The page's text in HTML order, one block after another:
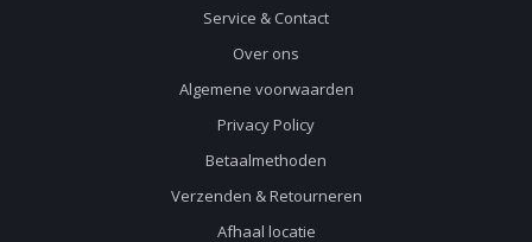
Service & Contact
Over ons
Algemene voorwaarden
Privacy Policy
Betaalmethoden
Verzenden & Retourneren
Afhaal locatie